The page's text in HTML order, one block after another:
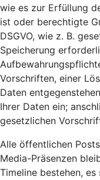
wie es zur Erfüllung
ist oder berechtigte
DSGVO, wie z. B.
Speicherung
Vorschriften, einer
Daten
Ihrer Daten ein;
gesetzlichen
Alle öffentlichen
Media-Präsenzen
Timeline bestehen,